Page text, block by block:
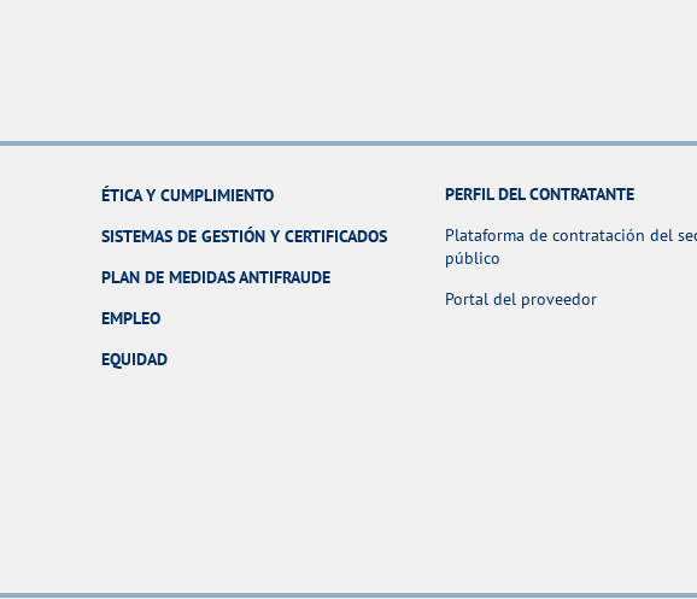
ÉTICA Y CUMPLIMIENTO
SISTEMAS DE GESTIÓN Y CERTIFICADOS
PLAN DE MEDIDAS ANTIFRAUDE
EMPLEO
EQUIDAD
PERFIL DEL CONTRATANTE
Plataforma de contratación del
público
Portal del proveedor